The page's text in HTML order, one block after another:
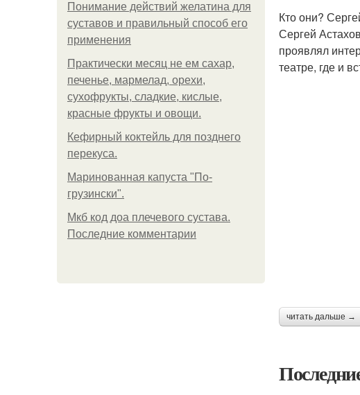
Понимание действий желатина для
суставов и правильный способ его
применения
Практически месяц не ем сахар,
печенье, мармелад, орехи,
сухофрукты, сладкие, кислые,
красные фрукты и овощи.
Кефирный коктейль для позднего
перекуса.
Маринованная капуста "По-
грузински".
Мкб код доа плечевого сустава.
Последние комментарии
Кто они?
Сергей
проявлял
театре, где и
читать дальше →